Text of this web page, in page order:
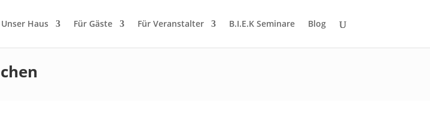
Unser Haus Für Gäste Für Veranstalter B.I.E.K Seminare Blog